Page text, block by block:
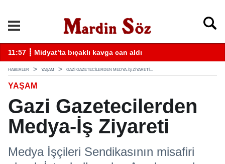
11:57 ┋ Midyat’ta bıçaklı kavga can aldı
HABERLER YAŞAM GAZI GAZETECILERDEN MEDYA-İŞ ZIYARETI...
YAŞAM
Gazi Gazetecilerden
Medya-İş Ziyareti
Medya İşçileri Sendikasının misafiri